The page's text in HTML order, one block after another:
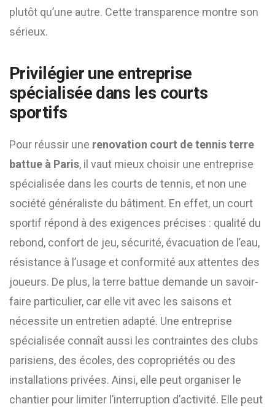
plutôt qu’une autre. Cette transparence montre son
sérieux.
Privilégier une entreprise
spécialisée dans les courts
sportifs
Pour réussir une renovation court de tennis terre
battue à Paris, il vaut mieux choisir une entreprise
spécialisée dans les courts de tennis, et non une
société généraliste du bâtiment. En effet, un court
sportif répond à des exigences précises : qualité du
rebond, confort de jeu, sécurité, évacuation de l’eau,
résistance à l’usage et conformité aux attentes des
joueurs. De plus, la terre battue demande un savoir-
faire particulier, car elle vit avec les saisons et
nécessite un entretien adapté. Une entreprise
spécialisée connaît aussi les contraintes des clubs
parisiens, des écoles, des copropriétés ou des
installations privées. Ainsi, elle peut organiser le
chantier pour limiter l’interruption d’activité. Elle peut